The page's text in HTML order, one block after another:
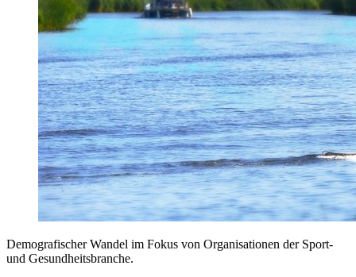
Demografischer Wandel im Fokus von Organisationen der Sport-
und Gesundheitsbranche.